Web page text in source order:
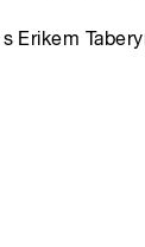
Erikem